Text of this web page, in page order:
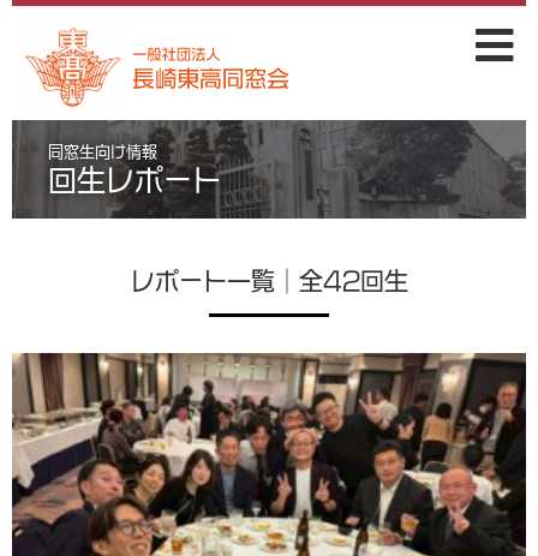
同窓生向け情報
回生レポート
レポート一覧｜全42回生